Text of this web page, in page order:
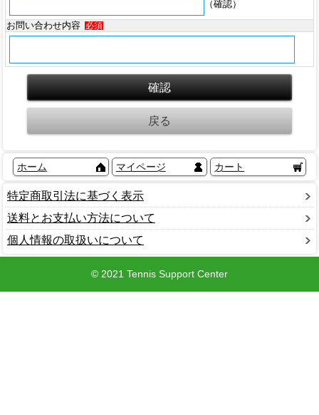
（確認）
お問い合わせ内容
必須
ホーム マイページ カート
特定商取引法に基づく表示
送料とお支払い方法について
個人情報の取扱いについて
© 2021 Tennis Support Center